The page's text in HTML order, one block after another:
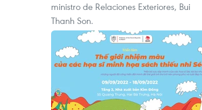
ministro de Relaciones Exteriores, Bui
Thanh Son.